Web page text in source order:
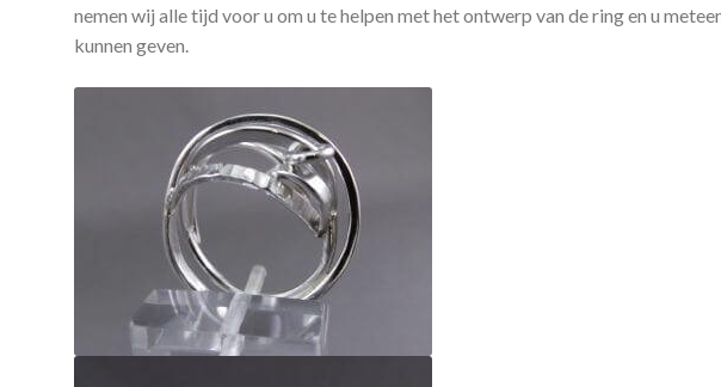
nemen wij alle tijd voor u om u te helpen met het ontwerp van de ring en u
kunnen geven.